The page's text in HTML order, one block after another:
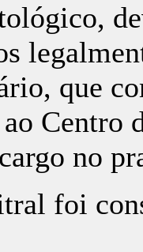
que
Centro
no
foi